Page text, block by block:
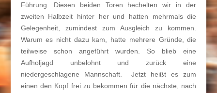
Führung. Diesen beiden Toren hechelten wir in der
zweiten Halbzeit hinter her und hatten mehrmals die
Gelegenheit, zumindest zum Ausgleich zu kommen.
Warum es nicht dazu kam, hatte mehrere Gründe, die
teilweise schon angeführt wurden. So blieb eine
Aufholjagd unbelohnt und zurück eine
niedergeschlagene Mannschaft. Jetzt heißt es zum
einen den Kopf frei zu bekommen für die nächste, nach